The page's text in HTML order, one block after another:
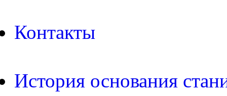
Контакты
История основания